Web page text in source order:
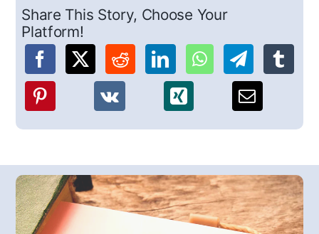
Share This Story, Choose Your
Platform!